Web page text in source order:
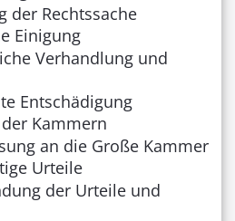
der Rechtssache
Einigung
Verhandlung und
Entschädigung
Kammern
an die Große Kammer
Urteile
der Urteile und